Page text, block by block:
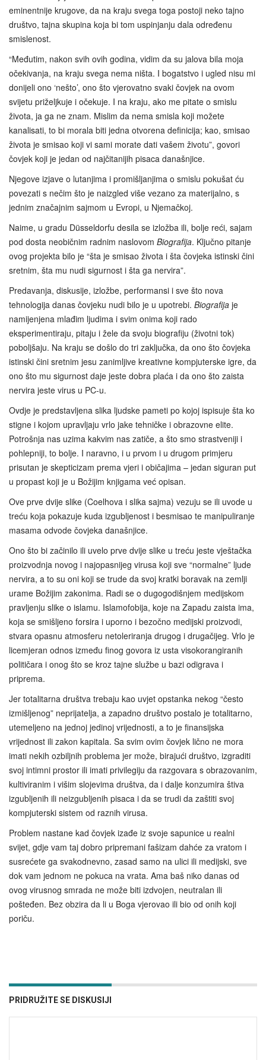
eminentnije krugove, da na kraju svega toga postoji neko tajno
društvo, tajna skupina koja bi tom uspinjanju dala određenu
smislenost.
“Međutim, nakon svih ovih godina, vidim da su jalova bila moja
očekivanja, na kraju svega nema ništa. I bogatstvo i ugled nisu mi
donijeli ono ‘nešto’, ono što vjerovatno svaki čovjek na ovom
svijetu priželjkuje i očekuje. I na kraju, ako me pitate o smislu
života, ja ga ne znam. Mislim da nema smisla koji možete
kanalisati, to bi morala biti jedna otvorena definicija; kao, smisao
života je smisao koji vi sami morate dati vašem životu”, govori
čovjek koji je jedan od najčitanijih pisaca današnjice.
Njegove izjave o lutanjima i promišljanjima o smislu pokušat ću
povezati s nečim što je naizgled više vezano za materijalno, s
jednim značajnim sajmom u Evropi, u Njemačkoj.
Naime, u gradu Düsseldorfu desila se izložba ili, bolje reći, sajam
pod dosta neobičnim radnim naslovom Biografija. Ključno pitanje
ovog projekta bilo je “šta je smisao života i šta čovjeka istinski čini
sretnim, šta mu nudi sigurnost i šta ga nervira”.
Predavanja, diskusije, izložbe, performansi i sve što nova
tehnologija danas čovjeku nudi bilo je u upotrebi. Biografija je
namijenjena mlađim ljudima i svim onima koji rado
eksperimentiraju, pitaju i žele da svoju biografiju (životni tok)
poboljšaju. Na kraju se došlo do tri zaključka, da ono što čovjeka
istinski čini sretnim jesu zanimljive kreativne kompjuterske igre, da
ono što mu sigurnost daje jeste dobra plaća i da ono što zaista
nervira jeste virus u PC-u.
Ovdje je predstavljena slika ljudske pameti po kojoj ispisuje šta ko
stigne i kojom upravljaju vrlo jake tehničke i obrazovne elite.
Potrošnja nas uzima kakvim nas zatiče, a što smo strastveniji i
pohlepniji, to bolje. I naravno, i u prvom i u drugom primjeru
prisutan je skepticizam prema vjeri i običajima – jedan siguran put
u propast koji je u Božijim knjigama već opisan.
Ove prve dvije slike (Coelhova i slika sajma) vezuju se ili uvode u
treću koja pokazuje kuda izgubljenost i besmisao te manipuliranje
masama odvode čovjeka današnjice.
Ono što bi začinilo ili uvelo prve dvije slike u treću jeste vještačka
proizvodnja novog i najopasnijeg virusa koji sve “normalne” ljude
nervira, a to su oni koji se trude da svoj kratki boravak na zemlji
urame Božijim zakonima. Radi se o dugogodišnjem medijskom
pravljenju slike o islamu. Islamofobija, koje na Zapadu zaista ima,
koja se smišljeno forsira i uporno i bezočno medijski proizvodi,
stvara opasnu atmosferu netoleriranja drugog i drugačijeg. Vrlo je
licemjeran odnos između finog govora iz usta visokorangiranih
političara i onog što se kroz tajne službe u bazi odigrava i
priprema.
Jer totalitarna društva trebaju kao uvjet opstanka nekog “često
izmišljenog” neprijatelja, a zapadno društvo postalo je totalitarno,
utemeljeno na jednoj jedinoj vrijednosti, a to je finansijska
vrijednost ili zakon kapitala. Sa svim ovim čovjek lično ne mora
imati nekih ozbiljnih problema jer može, birajući društvo, izgraditi
svoj intimni prostor ili imati privilegiju da razgovara s obrazovanim,
kultiviranim i višim slojevima društva, da i dalje konzumira štiva
izgubljenih ili neizgubljenih pisaca i da se trudi da zaštiti svoj
kompjuterski sistem od raznih virusa.
Problem nastane kad čovjek izađe iz svoje sapunice u realni
svijet, gdje vam taj dobro pripremani fašizam dahće za vratom i
susrećete ga svakodnevno, zasad samo na ulici ili medijski, sve
dok vam jednom ne pokuca na vrata. Ama baš niko danas od
ovog virusnog smrada ne može biti izdvojen, neutralan ili
pošteđen. Bez obzira da li u Boga vjerovao ili bio od onih koji
poriču.
PRIDRUŽITE SE DISKUSIJI